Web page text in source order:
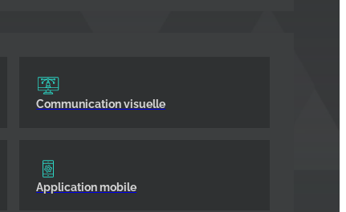
Communication visuelle
Application mobile